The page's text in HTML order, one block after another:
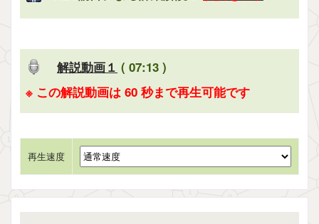
解説動画１ ( 07:13 )
※ この解説動画は 60 秒まで再生可能です
再生速度